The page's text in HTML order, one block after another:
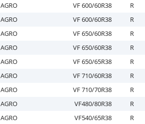
AGRO VF 600/60R38
R
AGRO VF 600/60R38
R
AGRO VF 650/60R38
R
AGRO VF 650/60R38
R
AGRO VF 650/65R38
R
AGRO VF 710/60R38
R
AGRO VF 710/70R38
R
AGRO VF480/80R38
R
AGRO VF540/65R38
R